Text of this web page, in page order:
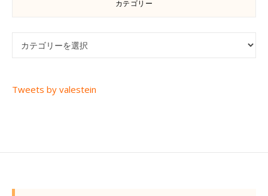
カテゴリー
カテゴリー
Tweets by valestein